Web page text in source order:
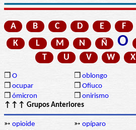
A B C D E F
K
L M N Ñ O
T
U V W X
❒ O ❒ oblongo
❒ ocupar ❒ Ofiuco
❒ ómicron ❒ onirismo
↑↑↑ Grupos Anteriores
➳ opioide ➳ opíparo